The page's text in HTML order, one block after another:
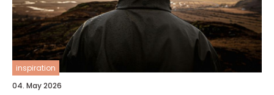
inspiration
04. May 2026